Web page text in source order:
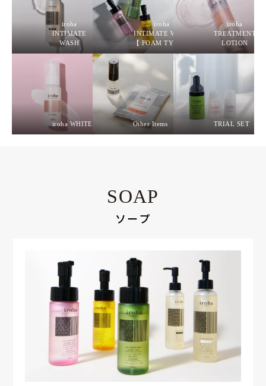
iroha
INTIMATE
WASH
iroha
INTIMATE WASH
【 FOAM TYPE 】
iroha
TREATMENT
LOTION
iroha WHITE MILK Other Items TRIAL SET
SOAP
ソープ